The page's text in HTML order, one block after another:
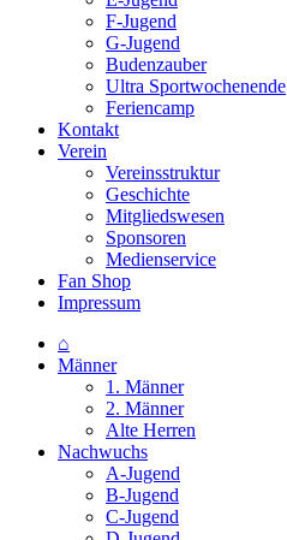
F-Jugend
G-Jugend
Budenzauber
Ultra Sportwochenende
Feriencamp
Kontakt
Verein
Vereinsstruktur
Geschichte
Mitgliedswesen
Sponsoren
Medienservice
Fan Shop
Impressum
⌂
Männer
1. Männer
2. Männer
Alte Herren
Nachwuchs
A-Jugend
B-Jugend
C-Jugend